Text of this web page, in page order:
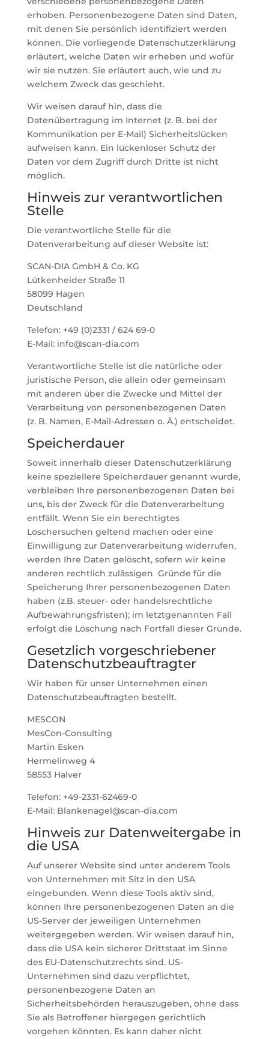
erhoben. Personenbezogene Daten sind Daten,
mit denen Sie persönlich identifiziert werden
können. Die vorliegende Datenschutzerklärung
erläutert, welche Daten wir erheben und wofür
wir sie nutzen. Sie erläutert auch, wie und zu
welchem Zweck das geschieht.
Wir weisen darauf hin, dass die
Datenübertragung im Internet (z. B. bei der
Kommunikation per E-Mail) Sicherheitslücken
aufweisen kann. Ein lückenloser Schutz der
Daten vor dem Zugriff durch Dritte ist nicht
möglich.
Hinweis zur verantwortlichen
Stelle
Die verantwortliche Stelle für die
Datenverarbeitung auf dieser Website ist:
SCAN-DIA GmbH & Co. KG
Lütkenheider Straße 11
58099 Hagen
Deutschland
Telefon: +49 (0)2331 / 624 69-0
E-Mail: info@scan-dia.com
Verantwortliche Stelle ist die natürliche oder
juristische Person, die allein oder gemeinsam
mit anderen über die Zwecke und Mittel der
Verarbeitung von personenbezogenen Daten
(z. B. Namen, E-Mail-Adressen o. Ä.) entscheidet.
Speicherdauer
Soweit innerhalb dieser Datenschutzerklärung
keine speziellere Speicherdauer genannt wurde,
verbleiben Ihre personenbezogenen Daten bei
uns, bis der Zweck für die Datenverarbeitung
entfällt. Wenn Sie ein berechtigtes
Löschersuchen geltend machen oder eine
Einwilligung zur Datenverarbeitung widerrufen,
werden Ihre Daten gelöscht, sofern wir keine
anderen rechtlich zulässigen Gründe für die
Speicherung Ihrer personenbezogenen Daten
haben (z.B. steuer- oder handelsrechtliche
Aufbewahrungsfristen); im letztgenannten Fall
erfolgt die Löschung nach Fortfall dieser Gründe.
Gesetzlich vorgeschriebener
Datenschutz­beauftragter
Wir haben für unser Unternehmen einen
Datenschutzbeauftragten bestellt.
MESCON
MesCon-Consulting
Martin Esken
Hermelinweg 4
58553 Halver
Telefon: +49-2331-62469-0
E-Mail: Blankenagel@scan-dia.com
Hinweis zur Datenweitergabe in
die USA
Auf unserer Website sind unter anderem Tools
von Unternehmen mit Sitz in den USA
eingebunden. Wenn diese Tools aktiv sind,
können Ihre personenbezogenen Daten an die
US-Server der jeweiligen Unternehmen
weitergegeben werden. Wir weisen darauf hin,
dass die USA kein sicherer Drittstaat im Sinne
des EU-Datenschutzrechts sind. US-
Unternehmen sind dazu verpflichtet,
personenbezogene Daten an
Sicherheitsbehörden herauszugeben, ohne dass
Sie als Betroffener hiergegen gerichtlich
vorgehen könnten. Es kann daher nicht